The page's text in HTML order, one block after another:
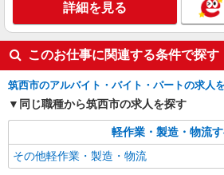
詳細を見る
このお仕事に関連する条件で探す
筑西市のアルバイト・バイト・パートの求人
同じ職種から筑西市の求人を探す
軽作業・製造・物流
その他軽作業・製造・物流